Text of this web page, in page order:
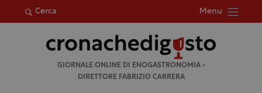
Cerca Menu
per:
GIORNALE ONLINE DI ENOGASTRONOMIA •
DIRETTORE FABRIZIO CARRERA